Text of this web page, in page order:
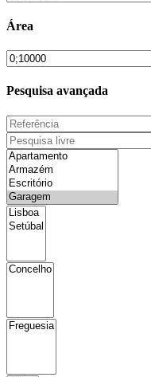
Área
Pesquisa avançada